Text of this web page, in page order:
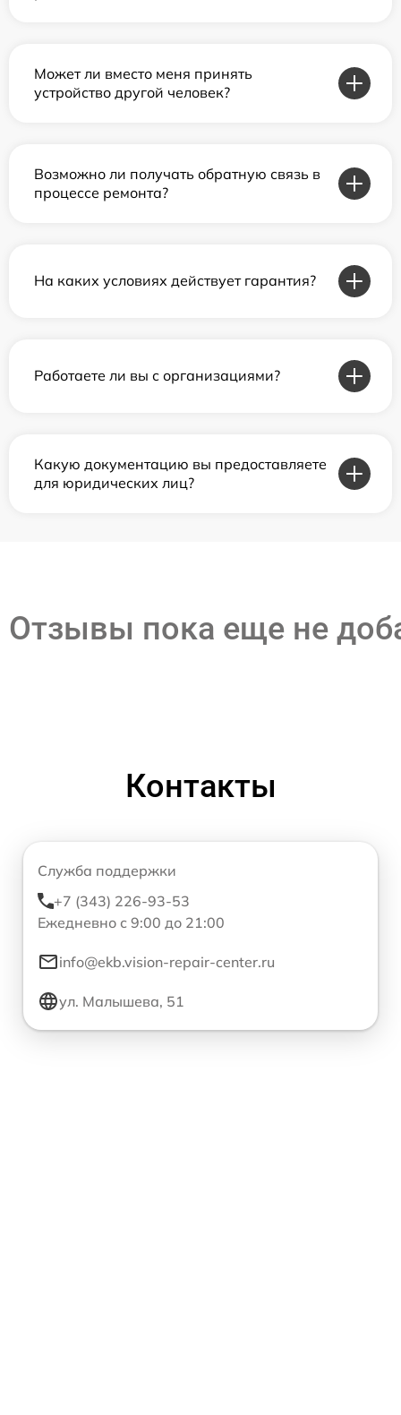
Может ли вместо меня принять
устройство другой человек?
Возможно ли получать обратную связь в
процессе ремонта?
На каких условиях действует гарантия?
Работаете ли вы с организациями?
Какую документацию вы предоставляете
для юридических лиц?
Отзывы пока еще не
Контакты
Служба поддержки
+7 (343) 226-93-53
Ежедневно с 9:00 до 21:00
info@ekb.vision-repair-center.ru
ул. Малышева, 51